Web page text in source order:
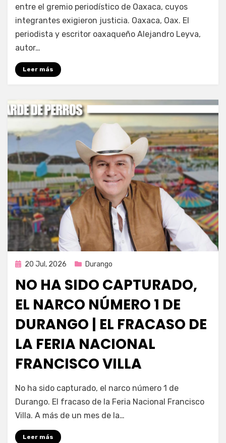
entre el gremio periodístico de Oaxaca, cuyos
integrantes exigieron justicia. Oaxaca, Oax. El
periodista y escritor oaxaqueño Alejandro Leyva,
autor…
Leer más
Publicada
20 Jul, 2026 Durango
NO HA SIDO CAPTURADO,
EL NARCO NÚMERO 1 DE
DURANGO | EL FRACASO DE
LA FERIA NACIONAL
FRANCISCO VILLA
por Fernando Miranda Servín
No ha sido capturado, el narco número 1 de
Durango. El fracaso de la Feria Nacional Francisco
Villa. A más de un mes de la…
Leer más